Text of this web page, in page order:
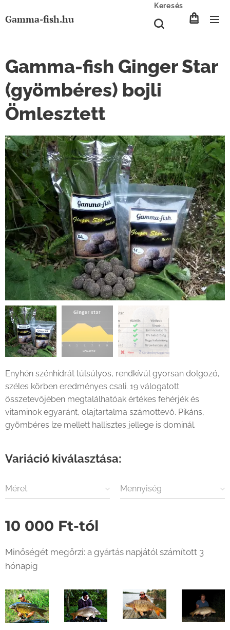
Gamma-fish.hu
Keresés
Gamma-fish Ginger Star
(gyömbéres) bojli
Ömlesztett
Fogási statisztikák alapján kalkulált eredményességi mutató
Enyhén szénhidrát túlsúlyos, rendkívül gyorsan dolgozó,
széles körben eredményes csali. 19 válogatott
összetevőjében megtalálhatóak értékes fehérjék és
vitaminok egyaránt, olajtartalma számottevő. Pikáns,
gyömbéres íze mellett hallisztes jellege is dominál.
Variáció kiválasztása:
Méret Mennyiség
10 000 Ft-tól
Minőségét megőrzi: a gyártás napjától számított 3
hónapig